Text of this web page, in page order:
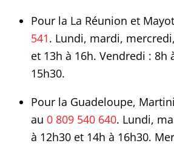
Pour la La Réunion et
541. Lundi, mardi,
et 13h à 16h. Vendredi : 8h
15h30.
Pour la Guadeloupe,
au 0 809 540 640. Lundi,
à 12h30 et 14h à 16h30.